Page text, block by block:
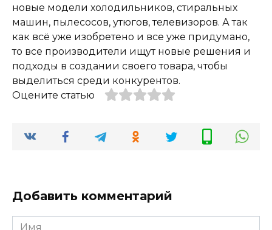
новые модели холодильников, стиральных
машин, пылесосов, утюгов, телевизоров. А так
как всё уже изобретено и все уже придумано,
то все производители ищут новые решения и
подходы в создании своего товара, чтобы
выделиться среди конкурентов.
Оцените статью
Добавить комментарий
Имя